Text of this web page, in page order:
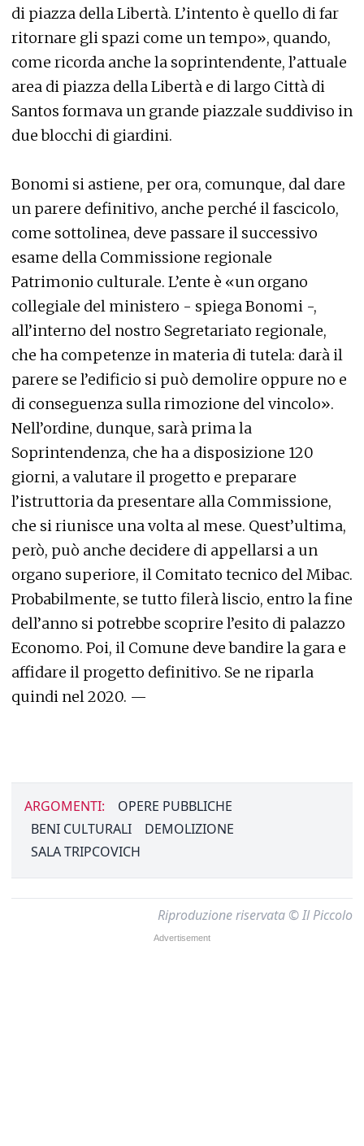
di piazza della Libertà. L’intento è quello di far
ritornare gli spazi come un tempo», quando,
come ricorda anche la soprintendente, l’attuale
area di piazza della Libertà e di largo Città di
Santos formava un grande piazzale suddiviso in
due blocchi di giardini.
Bonomi si astiene, per ora, comunque, dal dare
un parere definitivo, anche perché il fascicolo,
come sottolinea, deve passare il successivo
esame della Commissione regionale
Patrimonio culturale. L’ente è «un organo
collegiale del ministero - spiega Bonomi -,
all’interno del nostro Segretariato regionale,
che ha competenze in materia di tutela: darà il
parere se l’edificio si può demolire oppure no e
di conseguenza sulla rimozione del vincolo».
Nell’ordine, dunque, sarà prima la
Soprintendenza, che ha a disposizione 120
giorni, a valutare il progetto e preparare
l’istruttoria da presentare alla Commissione,
che si riunisce una volta al mese. Quest’ultima,
però, può anche decidere di appellarsi a un
organo superiore, il Comitato tecnico del Mibac.
Probabilmente, se tutto filerà liscio, entro la fine
dell’anno si potrebbe scoprire l’esito di palazzo
Economo. Poi, il Comune deve bandire la gara e
affidare il progetto definitivo. Se ne riparla
quindi nel 2020. —
ARGOMENTI:
OPERE PUBBLICHE
BENI CULTURALI
DEMOLIZIONE
SALA TRIPCOVICH
Riproduzione riservata © Il Piccolo